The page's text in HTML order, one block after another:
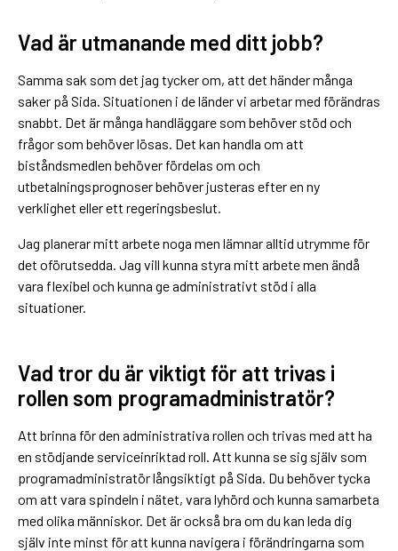
Vad är utmanande med ditt jobb?
Samma sak som det jag tycker om, att det händer många
saker på Sida. Situationen i de länder vi arbetar med förändras
snabbt. Det är många handläggare som behöver stöd och
frågor som behöver lösas. Det kan handla om att
biståndsmedlen behöver fördelas om och
utbetalningsprognoser behöver justeras efter en ny
verklighet eller ett regeringsbeslut.
Jag planerar mitt arbete noga men lämnar alltid utrymme för
det oförutsedda. Jag vill kunna styra mitt arbete men ändå
vara flexibel och kunna ge administrativt stöd i alla
situationer.
Vad tror du är viktigt för att trivas i
rollen som programadministratör?
Att brinna för den administrativa rollen och trivas med att ha
en stödjande serviceinriktad roll. Att kunna se sig själv som
programadministratör långsiktigt på Sida. Du behöver tycka
om att vara spindeln i nätet, vara lyhörd och kunna samarbeta
med olika människor. Det är också bra om du kan leda dig
själv inte minst för att kunna navigera i förändringarna som